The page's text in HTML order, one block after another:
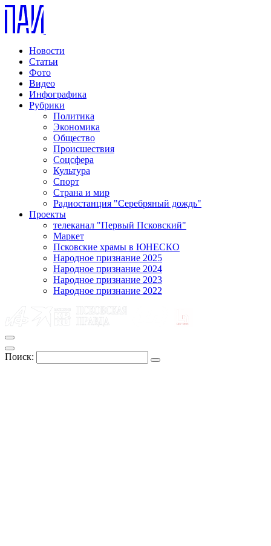
Новости
Статьи
Фото
Видео
Инфографика
Рубрики
Политика
Экономика
Общество
Происшествия
Соцсфера
Культура
Спорт
Страна и мир
Радиостанция "Серебряный дождь"
Проекты
телеканал "Первый Псковский"
Маркет
Псковские храмы в ЮНЕСКО
Народное признание 2025
Народное признание 2024
Народное признание 2023
Народное признание 2022
Поиск: